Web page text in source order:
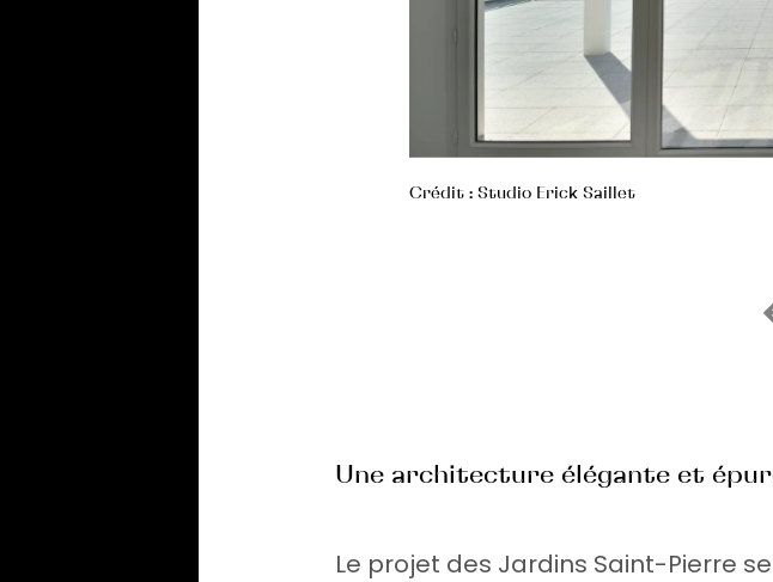
Crédit : Studio Erick Saillet
Une architecture élégante et
Le projet des Jardins Saint-Pierre